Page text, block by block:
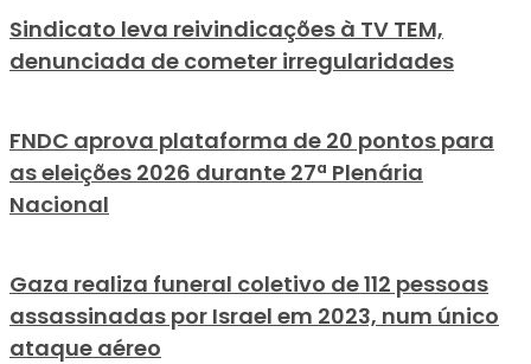
Sindicato leva reivindicações à TV TEM,
denunciada de cometer irregularidades
FNDC aprova plataforma de 20 pontos para
as eleições 2026 durante 27ª Plenária
Nacional
Gaza realiza funeral coletivo de 112 pessoas
assassinadas por Israel em 2023, num único
ataque aéreo